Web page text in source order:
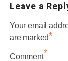
Leave a
Your email
are marked*
Comment*